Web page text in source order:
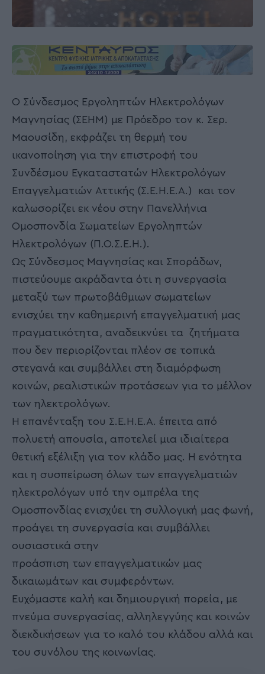
Ο Σύνδεσμος Εργοληπτών Ηλεκτρολόγων
Μαγνησίας (ΣΕΗΜ) με Πρόεδρο τον κ. Σερ.
Μαουσίδη, εκφράζει τη θερμή του
ικανοποίηση για την επιστροφή του
Συνδέσμου Εγκαταστατών Ηλεκτρολόγων
Επαγγελματιών Αττικής (Σ.Ε.Η.Ε.Α.) και τον
καλωσορίζει εκ νέου στην Πανελλήνια
Ομοσπονδία Σωματείων Εργοληπτών
Ηλεκτρολόγων (Π.Ο.Σ.Ε.Η.).
Ως Σύνδεσμος Μαγνησίας και Σποράδων,
πιστεύουμε ακράδαντα ότι η συνεργασία
μεταξύ των πρωτοβάθμιων σωματείων
ενισχύει την καθημερινή επαγγελματική μας
πραγματικότητα, αναδεικνύει τα ζητήματα
που δεν περιορίζονται πλέον σε τοπικά
στεγανά και συμβάλλει στη διαμόρφωση
κοινών, ρεαλιστικών προτάσεων για το μέλλον
των ηλεκτρολόγων.
Η επανένταξη του Σ.Ε.Η.Ε.Α. έπειτα από
πολυετή απουσία, αποτελεί μια ιδιαίτερα
θετική εξέλιξη για τον κλάδο μας. Η ενότητα
και η συσπείρωση όλων των επαγγελματιών
ηλεκτρολόγων υπό την ομπρέλα της
Ομοσπονδίας ενισχύει τη συλλογική μας φωνή,
προάγει τη συνεργασία και συμβάλλει
ουσιαστικά στην
προάσπιση των επαγγελματικών μας
δικαιωμάτων και συμφερόντων.
Ευχόμαστε καλή και δημιουργική πορεία, με
πνεύμα συνεργασίας, αλληλεγγύης και κοινών
διεκδικήσεων για το καλό του κλάδου αλλά και
του συνόλου της κοινωνίας.